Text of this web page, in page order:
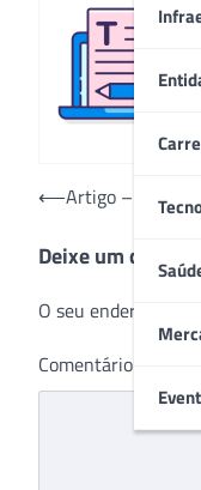
Navegação
Post
⟵Artigo – As
Deixe um
O seu endereço de
Comentário